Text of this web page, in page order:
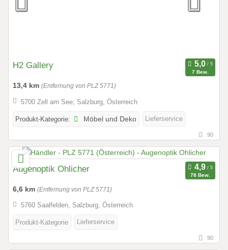
H2 Gallery
7 Bew.
13,4 km (Entfernung von PLZ 5771)
5700 Zell am See, Salzburg, Österreich
Produkt-Kategorie: Möbel und Deko Lieferservice
90
Augenoptik Ohlicher
78 Bew.
6,6 km (Entfernung von PLZ 5771)
5760 Saalfelden, Salzburg, Österreich
Produkt-Kategorie Lieferservice
90